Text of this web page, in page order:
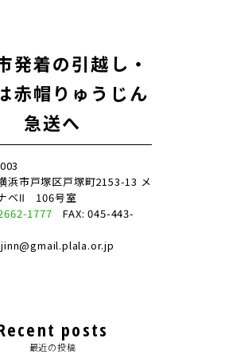
発着の引越し・
赤帽りゅうじん
急送へ
浜市戸塚区戸塚町2153-13 メ
ベⅡ 106号室
1777 FAX: 045-443-
posts
最近の投稿